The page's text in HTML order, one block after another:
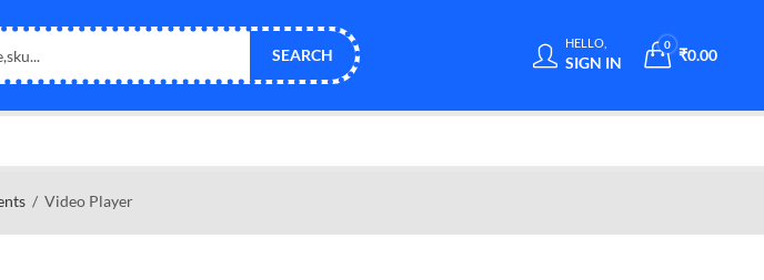
SEARCH
HELLO,
SIGN IN
0
₹0.00
Video Player